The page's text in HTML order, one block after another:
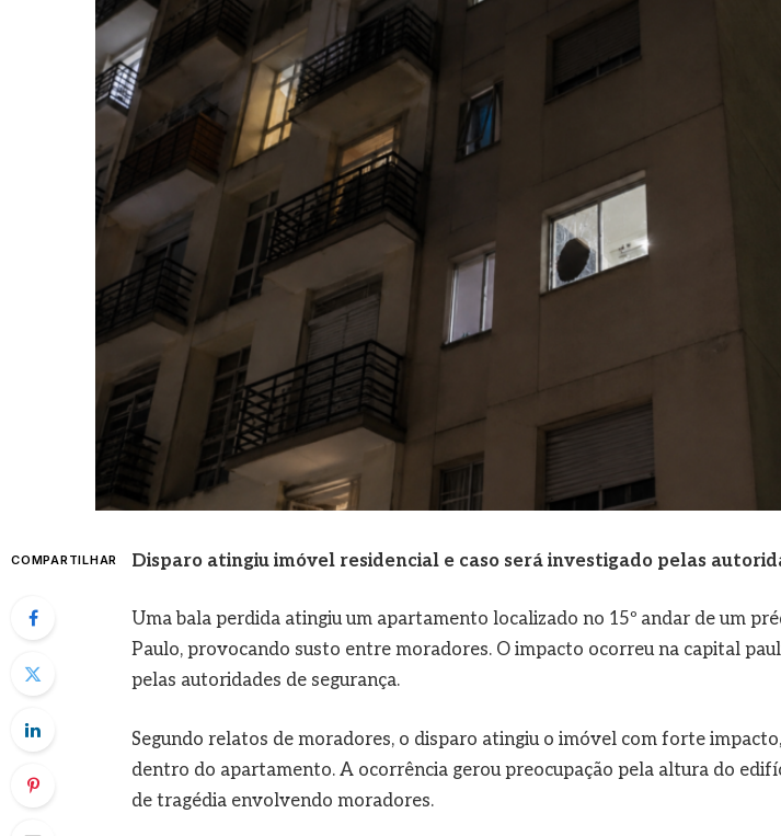
COMPARTILHAR Disparo atingiu imóvel residencial e caso será investigado pelas
Uma bala perdida atingiu um apartamento localizado no 15º andar de um
Paulo, provocando susto entre moradores. O impacto ocorreu na capital
pelas autoridades de segurança.
Segundo relatos de moradores, o disparo atingiu o imóvel com forte
dentro do apartamento. A ocorrência gerou preocupação pela altura do
de tragédia envolvendo moradores.